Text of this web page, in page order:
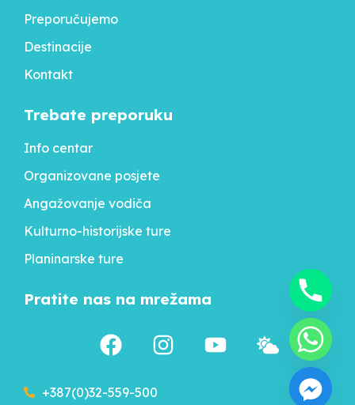
Preporučujemo
Destinacije
Kontakt
Trebate preporuku
Info centar
Organizovane posjete
Angažovanje vodiča
Kulturno-historijske ture
Planinarske ture
Pratite nas na mrežama
+387(0)32-559-500